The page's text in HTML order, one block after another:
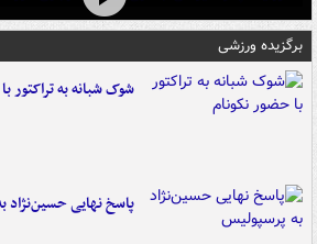
برگزیده ورزشی
شوک شبانه به تراکتور
پاسخ نهایی حسین‌نژاد